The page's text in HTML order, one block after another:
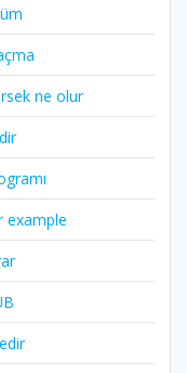
ne olur
example